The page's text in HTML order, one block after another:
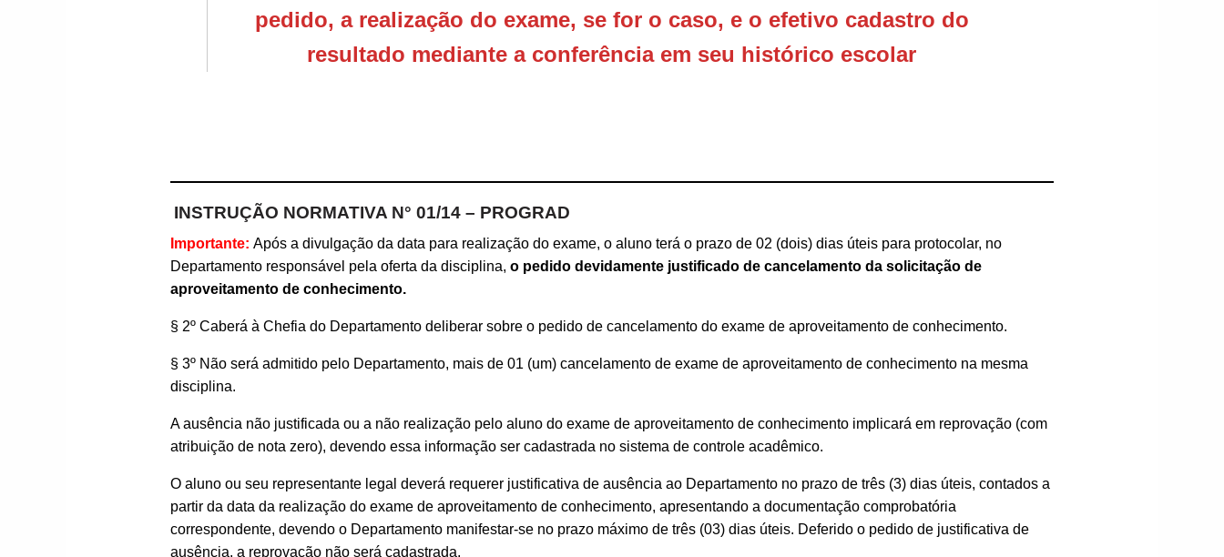
pedido, a realização do exame, se for o caso, e o efetivo cadastro do
resultado mediante a conferência em seu histórico escolar
INSTRUÇÃO NORMATIVA N° 01/14 – PROGRAD
Importante: Após a divulgação da data para realização do exame, o aluno terá o prazo de 02 (dois) dias úteis para protocolar, no
Departamento responsável pela oferta da disciplina, o pedido devidamente justificado de cancelamento da solicitação de
aproveitamento de conhecimento.
§ 2º Caberá à Chefia do Departamento deliberar sobre o pedido de cancelamento do exame de aproveitamento de conhecimento.
§ 3º Não será admitido pelo Departamento, mais de 01 (um) cancelamento de exame de aproveitamento de conhecimento na mesma
disciplina.
A ausência não justificada ou a não realização pelo aluno do exame de aproveitamento de conhecimento implicará em reprovação (com
atribuição de nota zero), devendo essa informação ser cadastrada no sistema de controle acadêmico.
O aluno ou seu representante legal deverá requerer justificativa de ausência ao Departamento no prazo de três (3) dias úteis, contados a
partir da data da realização do exame de aproveitamento de conhecimento, apresentando a documentação comprobatória
correspondente, devendo o Departamento manifestar-se no prazo máximo de três (03) dias úteis. Deferido o pedido de justificativa de
ausência, a reprovação não será cadastrada.